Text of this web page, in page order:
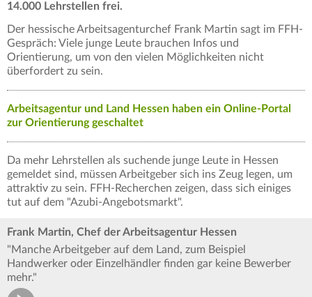
14.000 Lehrstellen frei.
Der hessische Arbeitsagenturchef Frank Martin sagt im FFH-
Gespräch: Viele junge Leute brauchen Infos und
Orientierung, um von den vielen Möglichkeiten nicht
überfordert zu sein.
Arbeitsagentur und Land Hessen haben ein Online-Portal
zur Orientierung geschaltet
Da mehr Lehrstellen als suchende junge Leute in Hessen
gemeldet sind, müssen Arbeitgeber sich ins Zeug legen, um
attraktiv zu sein. FFH-Recherchen zeigen, dass sich einiges
tut auf dem "Azubi-Angebotsmarkt".
Frank Martin, Chef der Arbeitsagentur Hessen
"Manche Arbeitgeber auf dem Land, zum Beispiel
Handwerker oder Einzelhändler finden gar keine Bewerber
mehr."